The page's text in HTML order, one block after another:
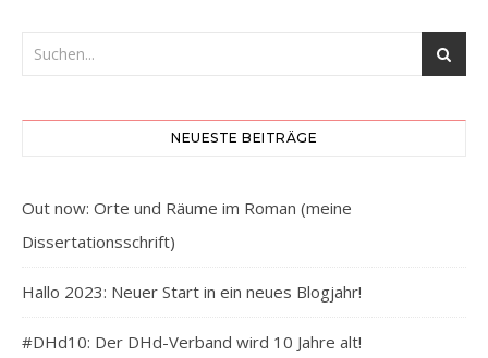
NEUESTE BEITRÄGE
Out now: Orte und Räume im Roman (meine
Dissertationsschrift)
Hallo 2023: Neuer Start in ein neues Blogjahr!
#DHd10: Der DHd-Verband wird 10 Jahre alt!